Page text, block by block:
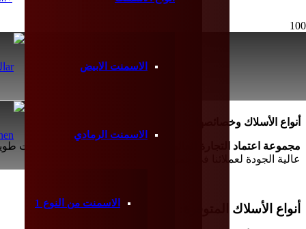
الاسمنت الابيض
الاسمنت الرمادي
الاسمنت من النوع 1
أنواع الأسلاك وخصائصها
مجموعة اعتماد التجارة العالمية (GCT Group)
، مع خبرة سنوات
عالية الجودة لعملائنا في جميع أنحاء العالم.
أنواع الأسلاك المتوفرة: